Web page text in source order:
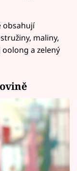
obsahují
maliny,
oolong a zelený